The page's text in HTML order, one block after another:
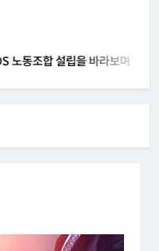
조합 설립을 바라보며